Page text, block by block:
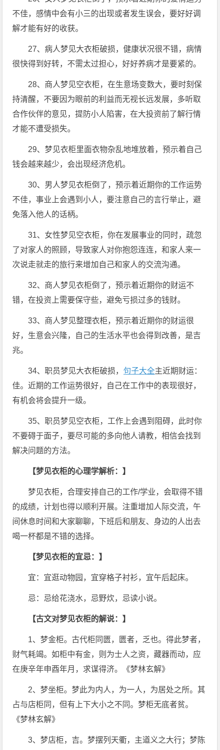
不佳，感情中会有小三的出现或者发生误会，要好好调
解才能有好的收获。
27、病人梦见大衣柜破损，健康状况很不错，病情
很快得到好转，不需太过担心，好好养病才是要紧的。
28、商人梦见空衣柜，在生意场变数大，要时刻保
持清醒，不要因为眼前的利益而无视长远发展，多听取
合作伙伴的意见，提防小人陷害，在大投资前了解行情
才能不遭受损失。
29、梦见衣柜里面衣物杂乱地堆放着，预示着自己
钱会越来越少，会出现经济危机。
30、男人梦见衣柜倒了，预示着近期你的工作运势
不佳，事业上会遇到小人，要注意自己的言行举止，避
免落入他人的话柄。
31、女性梦见空衣柜，你在发展事业的同时，疏忽
了对家人的照顾，导致家人对你抱怨连连，和家人来一
次说走就走的旅行来增加自己和家人的交流沟通。
32、商人梦见衣柜倒了，预示着近期你的财运不
错，在投资上需要保守些，避免亏损过多的钱财。
33、商人梦见整理衣柜，预示着近期你的财运很
好，生意会兴隆，自己的生活水平也会得到改善，是吉
兆。
34、职员梦见大衣柜破损， 句子大全主近期财运：
佳。近期的工作运势很好，自己在工作中的表现很好，
有机会将会提升一级。
35、职员梦见空衣柜，工作上会遇到阻碍，此时你
不要碍于面子，要尽可能的多向他人请教，相信会找到
解决问题的方法。
【梦见衣柜的心理学解析：】
梦见衣柜，合理安排自己的工作/学业，会取得不错
的成绩，计划也得以顺利开展。注重增加人际交流，午
间休息时间和大家聊聊，下班后和朋友、身边的人出去
喝一杯都是不错的选择。
【梦见衣柜的宜忌：】
宜：宜逛动物园，宜穿格子衬衫，宜午后起床。
忌：忌给花浇水，忌野炊，忌读小说。
【古文对梦见衣柜的解说：】
1、梦金柜。古代柜同匮，匮者，乏也。得此梦者，
财气耗竭。如柜中有金，则为士人之资，藏器而动，应
在庚辛年申酉年月，求谋得济。《梦林玄解》
2、梦坐柜。梦此为内人，为一人，为居处之所。其
占与店柜同，但有上下大小之不同。梦柜无底者贫。
《梦林玄解》
3、梦店柜，吉。梦摆列天衢，主道义之大行；梦陈